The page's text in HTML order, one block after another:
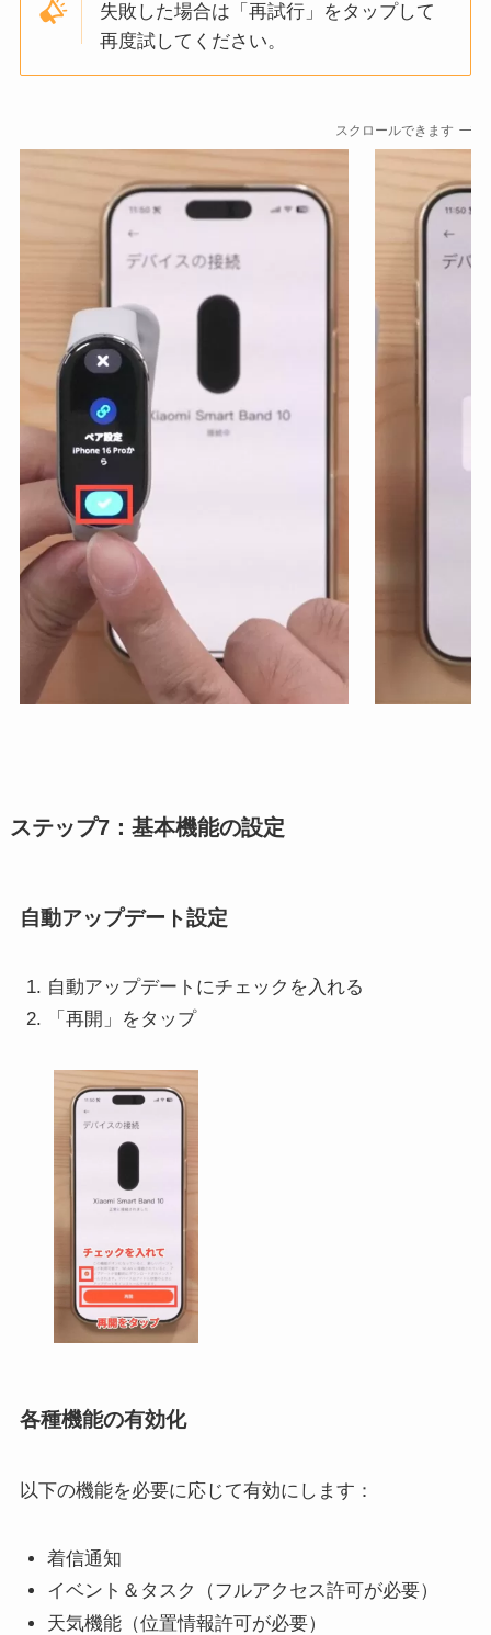
失敗した場合は「再試行」をタップして
再度試してください。
スクロールできます
ステップ7：基本機能の設定
自動アップデート設定
自動アップデートにチェックを入れる
「再開」をタップ
各種機能の有効化
以下の機能を必要に応じて有効にします：
着信通知
イベント＆タスク（フルアクセス許可が必要）
天気機能（位置情報許可が必要）